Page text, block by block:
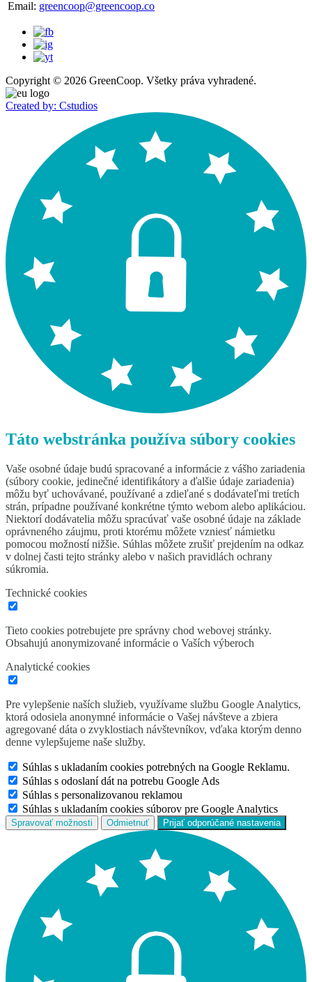
Email: greencoop@greencoop.co
Copyright © 2026 GreenCoop. Všetky práva vyhradené.
Created by: Cstudios
Táto webstránka používa súbory cookies
Vaše osobné údaje budú spracované a informácie z vášho zariadenia
(súbory cookie, jedinečné identifikátory a ďalšie údaje zariadenia)
môžu byť uchovávané, používané a zdieľané s dodávateľmi tretích
strán, prípadne používané konkrétne týmto webom alebo aplikáciou.
Niektorí dodávatelia môžu spracúvať vaše osobné údaje na základe
oprávneného záujmu, proti ktorému môžete vzniesť námietku
pomocou možností nižšie. Súhlas môžete zrušiť prejdením na odkaz
v dolnej časti tejto stránky alebo v našich pravidlách ochrany
súkromia.
Technické cookies
Tieto cookies potrebujete pre správny chod webovej stránky.
Obsahujú anonymizované informácie o Vaších výberoch
Analytické cookies
Pre vylepšenie naších služieb, využívame službu Google Analytics,
ktorá odosiela anonymné informácie o Vašej návšteve a zbiera
agregované dáta o zvyklostiach návštevníkov, vďaka ktorým denno
denne vylepšujeme naše služby.
Súhlas s ukladaním cookies potrebných na Google Reklamu.
Súhlas s odoslaní dát na potrebu Google Ads
Súhlas s personalizovanou reklamou
Súhlas s ukladaním cookies súborov pre Google Analytics
Spravovať možnosti Odmietnuť Prijať odporúčané nastavenia